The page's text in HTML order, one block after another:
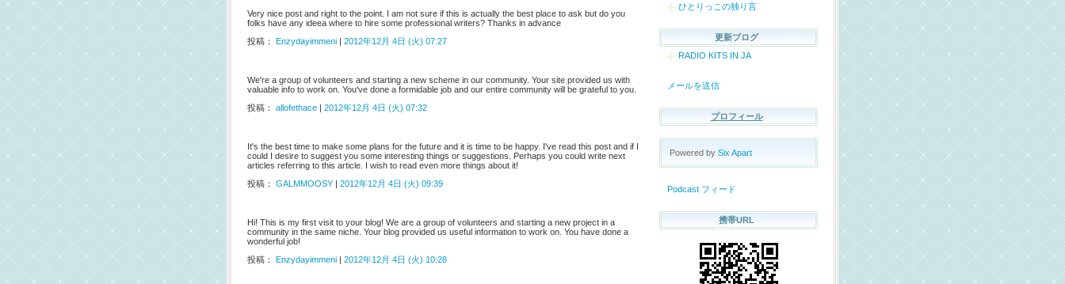
Very nice post and right to the point. I am not sure if this is actually the best place to ask but do you
folks have any ideea where to hire some professional writers? Thanks in advance
投稿： Enzydayimmeni | 2012年12月 4日 (火) 07:27
We're a group of volunteers and starting a new scheme in our community. Your site provided us with
valuable info to work on. You've done a formidable job and our entire community will be grateful to you.
投稿： allofethace | 2012年12月 4日 (火) 07:32
It's the best time to make some plans for the future and it is time to be happy. I've read this post and if I
could I desire to suggest you some interesting things or suggestions. Perhaps you could write next
articles referring to this article. I wish to read even more things about it!
投稿： GALMMOOSY | 2012年12月 4日 (火) 09:39
Hi! This is my first visit to your blog! We are a group of volunteers and starting a new project in a
community in the same niche. Your blog provided us useful information to work on. You have done a
wonderful job!
投稿： Enzydayimmeni | 2012年12月 4日 (火) 10:28
ひとりっこの独り言
更新ブログ
RADIO KITS IN JA
メールを送信
プロフィール
Powered by Six Apart
Podcast フィード
携帯URL